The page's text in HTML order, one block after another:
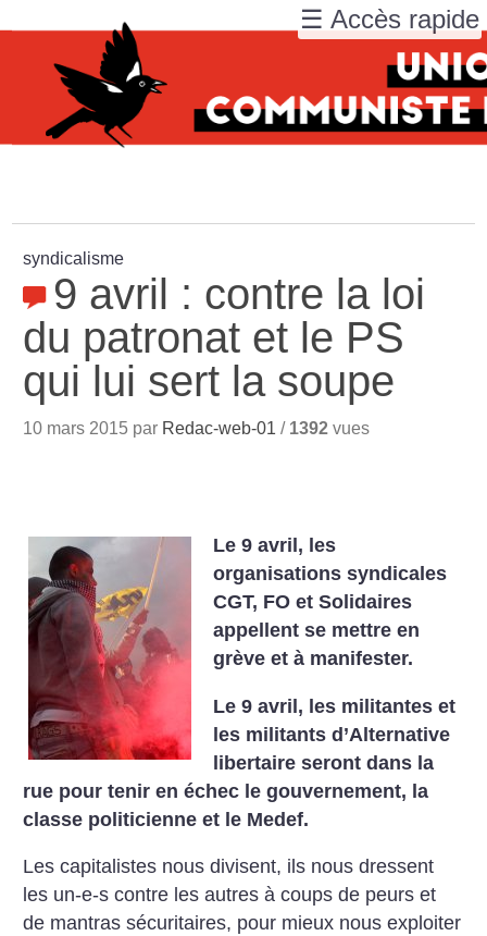
syndicalisme
9 avril : contre la loi
du patronat et le PS
qui lui sert la soupe
10 mars 2015 par Redac-web-01 / 1392 vues
Le 9 avril, les
organisations syndicales
CGT, FO et Solidaires
appellent se mettre en
grève et à manifester.
Le 9 avril, les militantes et
les militants d’Alternative
libertaire seront dans la
rue pour tenir en échec le gouvernement, la
classe politicienne et le Medef.
Les capitalistes nous divisent, ils nous dressent
les un-e-s contre les autres à coups de peurs et
de mantras sécuritaires, pour mieux nous exploiter
☰ Accès rapide